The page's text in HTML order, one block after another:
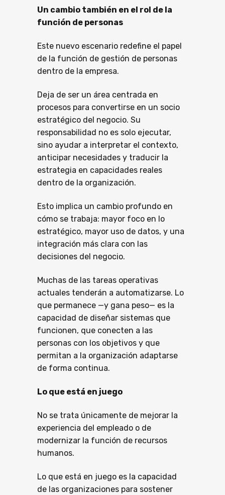
Un cambio también en el rol de la
función de personas
Este nuevo escenario redefine el papel
de la función de gestión de personas
dentro de la empresa.
Deja de ser un área centrada en
procesos para convertirse en un socio
estratégico del negocio. Su
responsabilidad no es solo ejecutar,
sino ayudar a interpretar el contexto,
anticipar necesidades y traducir la
estrategia en capacidades reales
dentro de la organización.
Esto implica un cambio profundo en
cómo se trabaja: mayor foco en lo
estratégico, mayor uso de datos, y una
integración más clara con las
decisiones del negocio.
Muchas de las tareas operativas
actuales tenderán a automatizarse. Lo
que permanece —y gana peso— es la
capacidad de diseñar sistemas que
funcionen, que conecten a las
personas con los objetivos y que
permitan a la organización adaptarse
de forma continua.
Lo que está en juego
No se trata únicamente de mejorar la
experiencia del empleado o de
modernizar la función de recursos
humanos.
Lo que está en juego es la capacidad
de las organizaciones para sostener